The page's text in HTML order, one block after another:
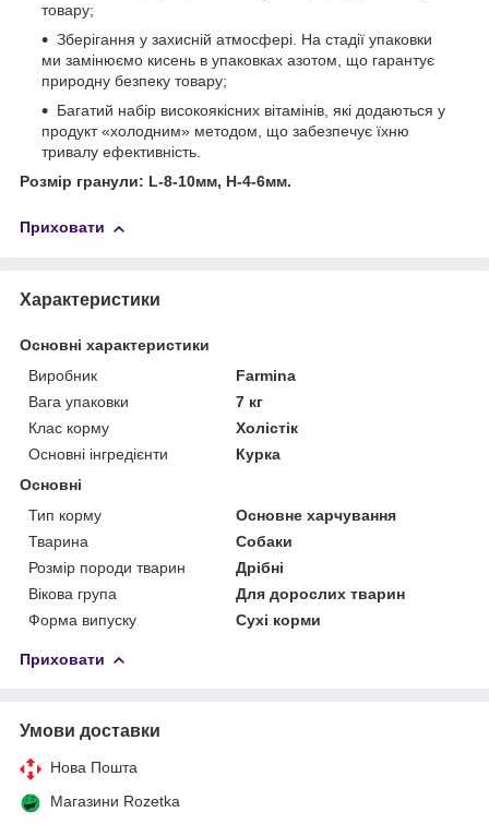
товару;
Зберігання у захисній атмосфері. На стадії упаковки
ми замінюємо кисень в упаковках азотом, що гарантує
природну безпеку товару;
Багатий набір високоякісних вітамінів, які додаються у
продукт «холодним» методом, що забезпечує їхню
тривалу ефективність.
Розмір гранули: L-8-10мм, H-4-6мм.
Приховати
Характеристики
Основні характеристики
Виробник
Farmina
Вага упаковки
7 кг
Клас корму
Холістік
Основні інгредієнти
Курка
Основні
Тип корму
Основне харчування
Тварина
Собаки
Розмір породи тварин
Дрібні
Вікова група
Для дорослих тварин
Форма випуску
Сухі корми
Приховати
Умови доставки
Нова Пошта
Магазини Rozetka